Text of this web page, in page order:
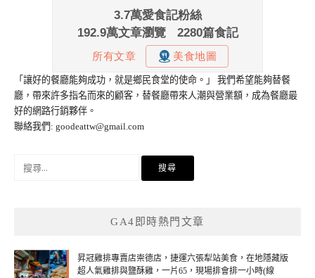
「讓好的餐廳能夠成功，就是鄉民食堂的使命。」 我們希望能夠替餐
廳，帶來許多指名而來的顧客，替餐廳帶來人潮與營業額，成為餐廳最
好的網路行銷夥伴。
聯絡我們: goodeattw@gmail.com
GA4即時熱門文章
昇冠雞排專賣店崇德店，捷運六張犁站美食，在地隱藏版
超人氣雞排與鹽酥雞，一片65，現場排會排一小時(線